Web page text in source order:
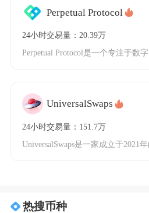
Perpetual Protocol
24小时交易量：20.39万
UniversalSwaps
24小时交易量：151.7万
热搜币种